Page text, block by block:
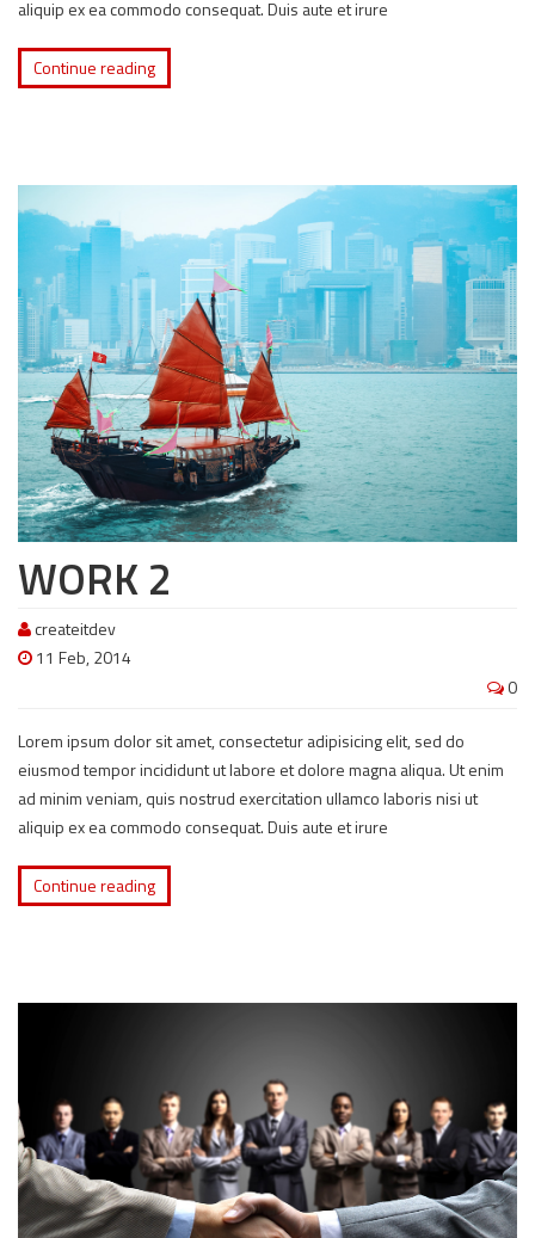
aliquip ex ea commodo consequat. Duis aute et irure
Continue reading
WORK 2
createitdev
11 Feb, 2014
0
Lorem ipsum dolor sit amet, consectetur adipisicing elit, sed do
eiusmod tempor incididunt ut labore et dolore magna aliqua. Ut enim
ad minim veniam, quis nostrud exercitation ullamco laboris nisi ut
aliquip ex ea commodo consequat. Duis aute et irure
Continue reading